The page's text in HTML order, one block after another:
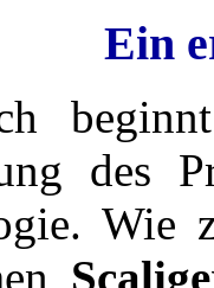
Ein
des
Wie